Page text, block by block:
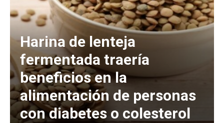
Harina de lenteja
fermentada traería
beneficios en la
alimentación de personas
con diabetes o colesterol